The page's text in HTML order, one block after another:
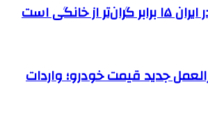
از خانگی است
جدید قیمت خودرو؛ واردات